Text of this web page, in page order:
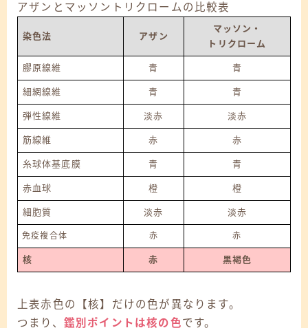
アザンとマッソントリクロームの比較表
染色法 アザン
マッソン・
トリクローム
膠原線維 青 青
細網線維 青 青
弾性線維 淡赤 淡赤
筋線維 赤 赤
糸球体基底膜 青 青
赤血球 橙 橙
細胞質 淡赤 淡赤
免疫複合体 赤 赤
核 赤 黒褐色
上表赤色の【核】だけの色が異なります。
つまり、 鑑別ポイントは核の色です。